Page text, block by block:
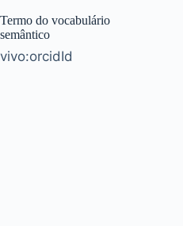
Termo do vocabulário
semântico
vivo:orcidId